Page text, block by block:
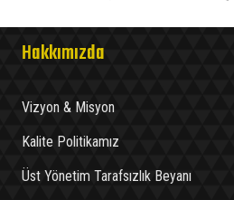
Hakkımızda
Vizyon & Misyon
Kalite Politikamız
Üst Yönetim Tarafsızlık Beyanı